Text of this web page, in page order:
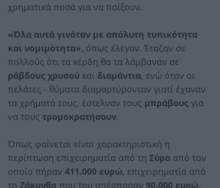
χρηματικά ποσά για να παίξουν.
«Όλα αυτά γινόταν με απόλυτη τυπικότητα
και νομιμότητα», όπως έλεγαν. Έταζαν σε
πολλούς ότι τα κέρδη θα τα λάμβαναν σε
ράβδους χρυσού και διαμάντια, ενώ όταν οι
πελάτες - θύματα διαμαρτύρονταν γιατί έχαναν
τα χρήματά τους, έστελναν τους μπράβους για
να τους τρομοκρατήσουν.
Όπως φαίνεται είναι χαρακτηριστική η
περίπτωση επιχειρηματία από τη Σύρο από τον
οποίο πήραν 411.000 ευρώ, επιχειρηματία από
τη Ζάκυνθο που του απέσπασαν 90.000 ευρώ,